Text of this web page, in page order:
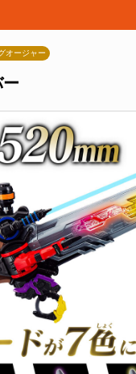
オージャー